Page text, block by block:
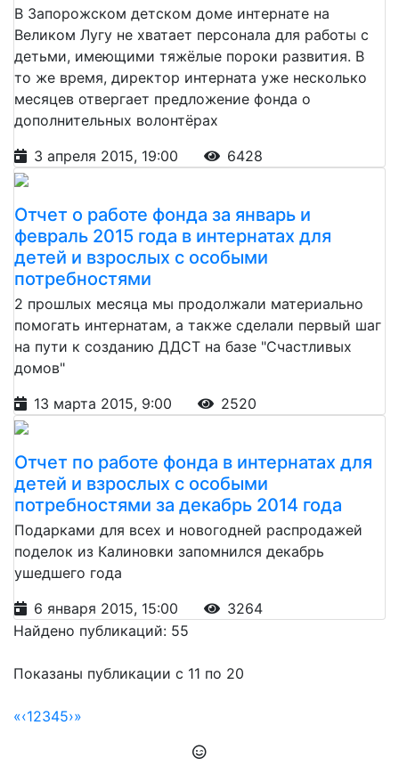
В Запорожском детском доме интернате на
Великом Лугу не хватает персонала для работы с
детьми, имеющими тяжёлые пороки развития. В
то же время, директор интерната уже несколько
месяцев отвергает предложение фонда о
дополнительных волонтёрах
3 апреля 2015, 19:00
6428
Отчет о работе фонда за январь и
февраль 2015 года в интернатах для
детей и взрослых с особыми
потребностями
2 прошлых месяца мы продолжали материально
помогать интернатам, а также сделали первый шаг
на пути к созданию ДДСТ на базе "Счастливых
домов"
13 марта 2015, 9:00
2520
Отчет по работе фонда в интернатах для
детей и взрослых с особыми
потребностями за декабрь 2014 года
Подарками для всех и новогодней распродажей
поделок из Калиновки запомнился декабрь
ушедшего года
6 января 2015, 15:00
3264
Найдено публикаций: 55
Показаны публикации с 11 по 20
«‹12345›»